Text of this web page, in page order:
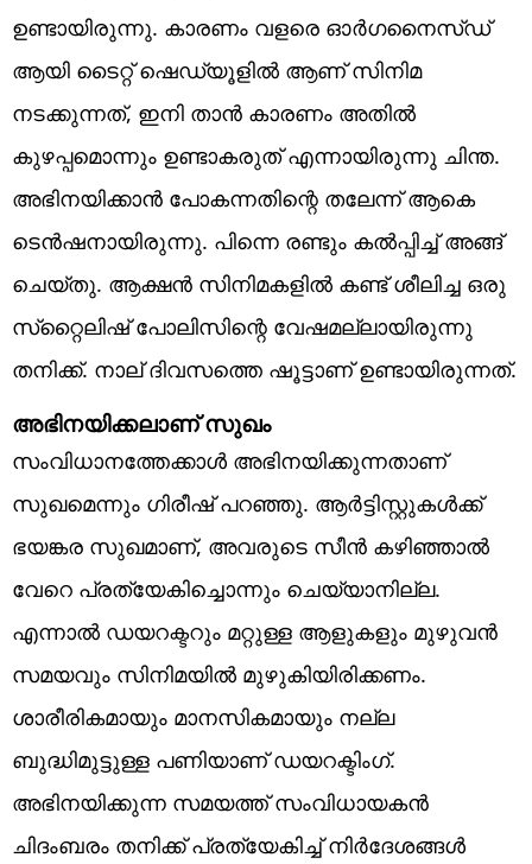
ഉണ്ടായിരുന്നു. കാരണം വളരെ ഓര്‍ഗനൈസ്ഡ്
ആയി ടൈറ്റ് ഷെഡ്യൂളില്‍ ആണ് സിനിമ
നടക്കുന്നത്, ഇനി താന്‍ കാരണം അതില്‍
കുഴപ്പമൊന്നും ഉണ്ടാകരുത് എന്നായിരുന്നു ചിന്ത.
അഭിനയിക്കാന്‍ പോകന്നതിന്റെ തലേന്ന് ആകെ
ടെന്‍ഷനായിരുന്നു. പിന്നെ രണ്ടും കല്‍പ്പിച്ച് അങ്ങ്
ചെയ്തു. ആക്ഷന്‍ സിനിമകളില്‍ കണ്ട് ശീലിച്ച ഒരു
സ്‌റ്റൈലിഷ് പോലിസിന്റെ വേഷമല്ലായിരുന്നു
തനിക്ക്. നാല് ദിവസത്തെ ഷൂട്ടാണ് ഉണ്ടായിരുന്നത്.
അഭിനയിക്കലാണ് സുഖം
സംവിധാനത്തേക്കാള്‍ അഭിനയിക്കുന്നതാണ്
സുഖമെന്നും ഗിരീഷ് പറഞ്ഞു. ആര്‍ട്ടിസ്റ്റുകള്‍ക്ക്
ഭയങ്കര സുഖമാണ്, അവരുടെ സീന്‍ കഴിഞ്ഞാല്‍
വേറെ പ്രത്യേകിച്ചൊന്നും ചെയ്യാനില്ല.
എന്നാല്‍ ഡയറക്ടറും മറ്റുള്ള ആളുകളും മുഴുവന്‍
സമയവും സിനിമയില്‍ മുഴുകിയിരിക്കണം.
ശാരീരികമായും മാനസികമായും നല്ല
ബുദ്ധിമുട്ടുള്ള പണിയാണ് ഡയറക്ടിംഗ്.
അഭിനയിക്കുന്ന സമയത്ത് സംവിധായകന്‍
ചിദംബരം തനിക്ക് പ്രത്യേകിച്ച് നിര്‍ദേശങ്ങള്‍